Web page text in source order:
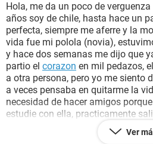
BIENESTAR
SEXUALIDAD
GLOSARIO
Hola, me da un poco de
años soy de chile, hasta hace un
perfecta, siempre me aferre y la
vida fue mi polola (novia),
y hace dos semanas me dijo que
partio el corazon en mil pedazos,
a otra persona, pero yo me siento
a veces pensaba en quitarme la
necesidad de hacer amigos
estudie con ella, practicamente
ahora no tengo a nadie quien
que me pregunte como me fue en
Ver